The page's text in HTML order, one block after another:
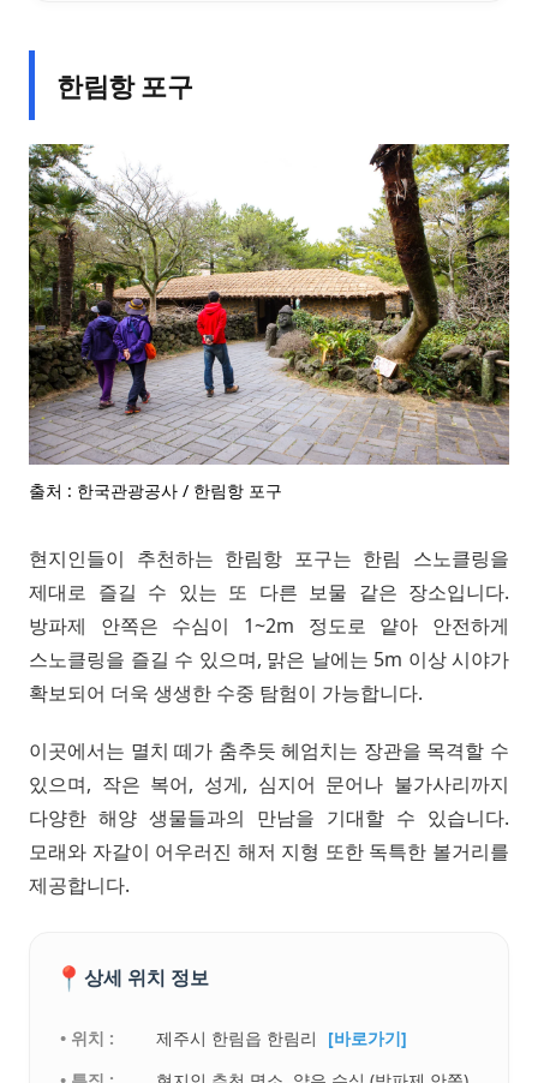
한림항 포구
출처 : 한국관광공사 / 한림항 포구
현지인들이 추천하는 한림항 포구는 한림 스노클링을
제대로 즐길 수 있는 또 다른 보물 같은 장소입니다.
방파제 안쪽은 수심이 1~2m 정도로 얕아 안전하게
스노클링을 즐길 수 있으며, 맑은 날에는 5m 이상 시야가
확보되어 더욱 생생한 수중 탐험이 가능합니다.
이곳에서는 멸치 떼가 춤추듯 헤엄치는 장관을 목격할 수
있으며, 작은 복어, 성게, 심지어 문어나 불가사리까지
다양한 해양 생물들과의 만남을 기대할 수 있습니다.
모래와 자갈이 어우러진 해저 지형 또한 독특한 볼거리를
제공합니다.
📍 상세 위치 정보
• 위치 : 제주시 한림읍 한림리
[바로가기]